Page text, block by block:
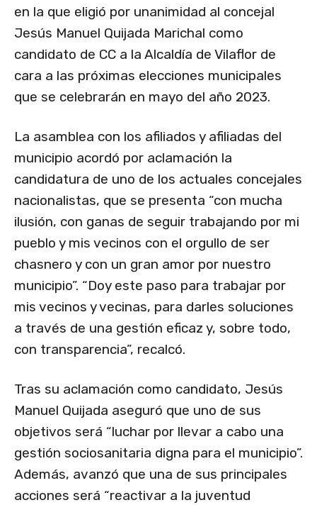
en la que eligió por unanimidad al concejal
Jesús Manuel Quijada Marichal como
candidato de CC a la Alcaldía de Vilaflor de
cara a las próximas elecciones municipales
que se celebrarán en mayo del año 2023.
La asamblea con los afiliados y afiliadas del
municipio acordó por aclamación la
candidatura de uno de los actuales concejales
nacionalistas, que se presenta “con mucha
ilusión, con ganas de seguir trabajando por mi
pueblo y mis vecinos con el orgullo de ser
chasnero y con un gran amor por nuestro
municipio”. “Doy este paso para trabajar por
mis vecinos y vecinas, para darles soluciones
a través de una gestión eficaz y, sobre todo,
con transparencia”, recalcó.
Tras su aclamación como candidato, Jesús
Manuel Quijada aseguró que uno de sus
objetivos será “luchar por llevar a cabo una
gestión sociosanitaria digna para el municipio”.
Además, avanzó que una de sus principales
acciones será “reactivar a la juventud